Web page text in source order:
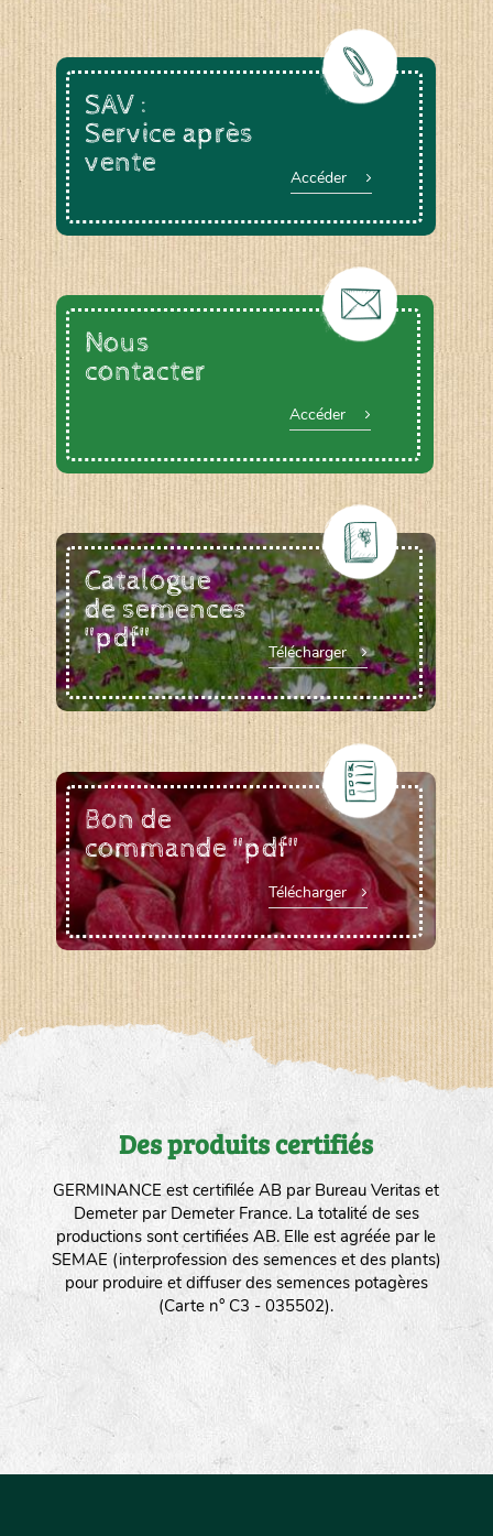
SAV :
Service après
vente
Accéder
Nous
contacter
Accéder
Catalogue
de semences
"pdf"
Télécharger
Bon de
commande "pdf"
Télécharger
Des produits certifiés
GERMINANCE est certifilée AB par Bureau Veritas et
Demeter par Demeter France. La totalité de ses
productions sont certifiées AB. Elle est agréée par le
SEMAE (interprofession des semences et des plants)
pour produire et diffuser des semences potagères
(Carte n° C3 - 035502).